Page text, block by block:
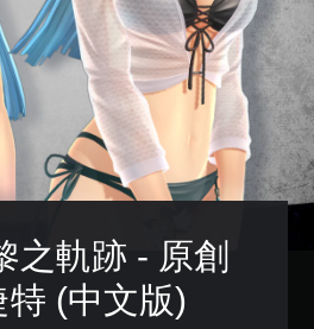
之軌跡 - 原創
(中文版)